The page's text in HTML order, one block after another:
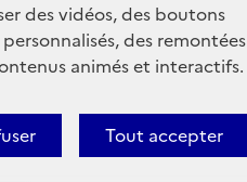
des vidéos, des boutons
des remontées
animés et interactifs.
Tout accepter